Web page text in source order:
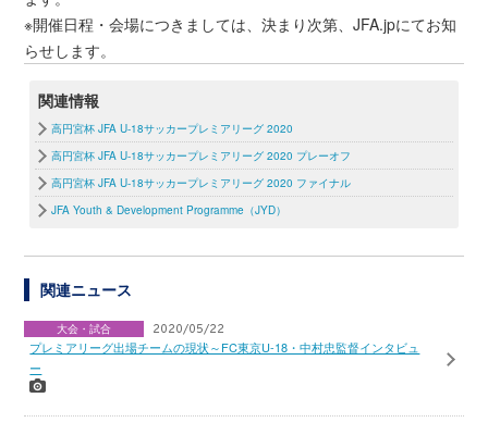
※開催日程・会場につきましては、決まり次第、JFA.jpにてお知
らせします。
関連情報
高円宮杯 JFA U-18サッカープレミアリーグ 2020
高円宮杯 JFA U-18サッカープレミアリーグ 2020 プレーオフ
高円宮杯 JFA U-18サッカープレミアリーグ 2020 ファイナル
JFA Youth & Development Programme（JYD）
関連ニュース
大会・試合 2020/05/22
プレミアリーグ出場チームの現状～FC東京U-18・中村忠監督インタビュ
ー